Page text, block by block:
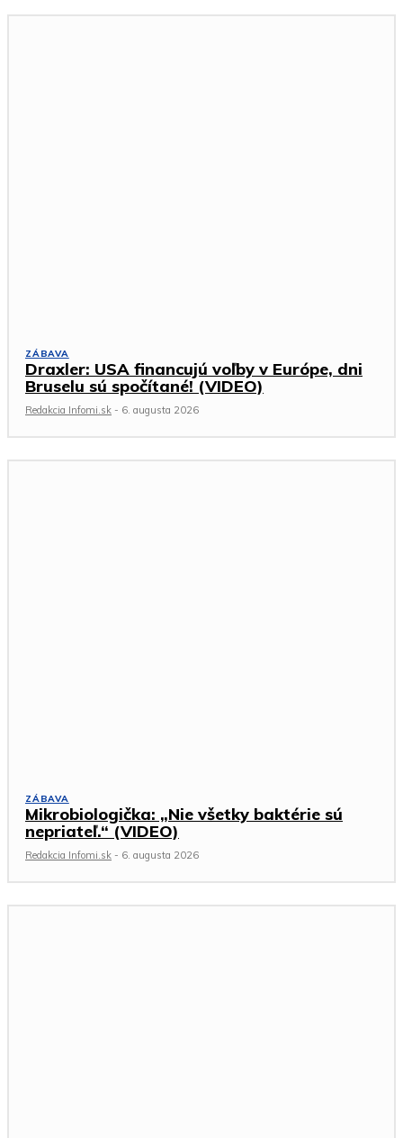
ZÁBAVA
Draxler: USA financujú voľby v Európe, dni
Bruselu sú spočítané! (VIDEO)
Redakcia Infomi.sk - 6. augusta 2026
ZÁBAVA
Mikrobiologička: „Nie všetky baktérie sú
nepriateľ.“ (VIDEO)
Redakcia Infomi.sk - 6. augusta 2026